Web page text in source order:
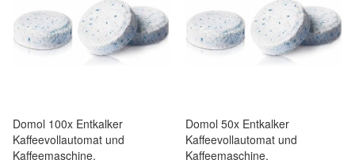
Domol 100x Entkalker
Kaffeevollautomat und
Kaffeemaschine,
Domol 50x Entkalker
Kaffeevollautomat und
Kaffeemaschine,